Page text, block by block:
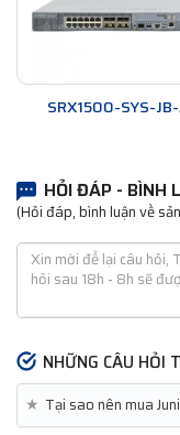
SRX1500-SYS-
HỎI ĐÁP - BÌNH
(Hỏi đáp, bình luận về
NHỮNG CÂU HỎI
★ Tại sao nên mua